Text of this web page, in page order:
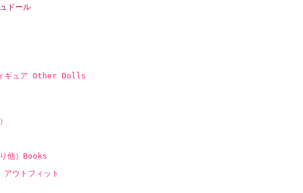
ドール
ギュア Other Dolls
他）Books
ウトフィット